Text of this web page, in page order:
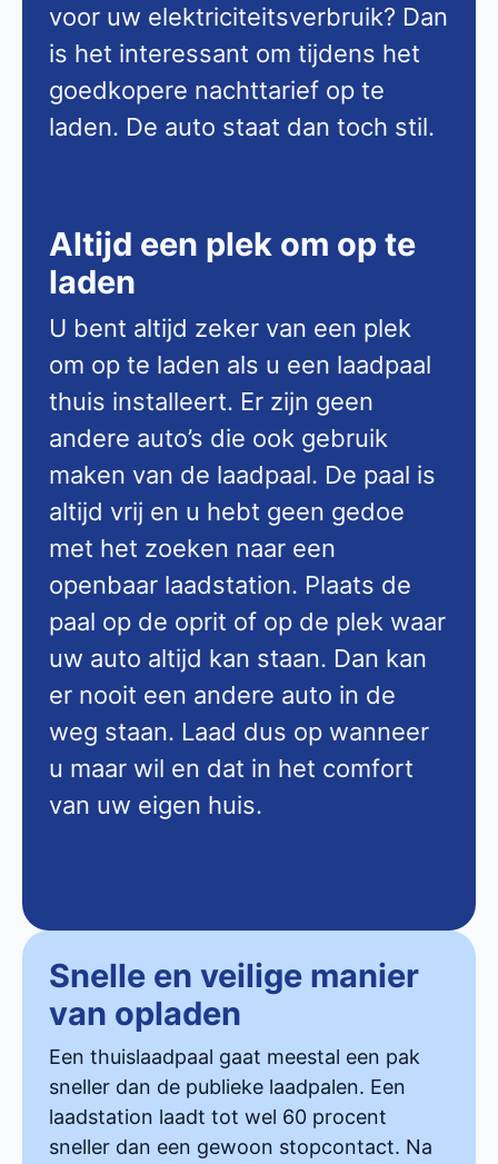
voor uw elektriciteitsverbruik? Dan
is het interessant om tijdens het
goedkopere nachttarief op te
laden. De auto staat dan toch stil.
Altijd een plek om op te
laden
U bent altijd zeker van een plek
om op te laden als u een laadpaal
thuis installeert. Er zijn geen
andere auto’s die ook gebruik
maken van de laadpaal. De paal is
altijd vrij en u hebt geen gedoe
met het zoeken naar een
openbaar laadstation. Plaats de
paal op de oprit of op de plek waar
uw auto altijd kan staan. Dan kan
er nooit een andere auto in de
weg staan. Laad dus op wanneer
u maar wil en dat in het comfort
van uw eigen huis.
Snelle en veilige manier
van opladen
Een thuislaadpaal gaat meestal een pak
sneller dan de publieke laadpalen. Een
laadstation laadt tot wel 60 procent
sneller dan een gewoon stopcontact. Na